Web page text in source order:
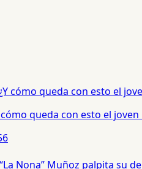
queda con esto el